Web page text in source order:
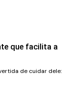
que facilita a
de cuidar dele: